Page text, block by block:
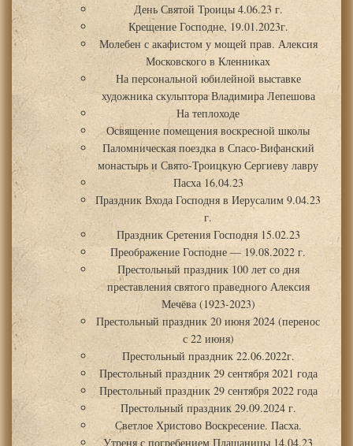
День Святой Троицы 4.06.23 г.
Крещение Господне, 19.01.2023г.
Молебен с акафистом у мощей прав. Алексия
Московского в Кленниках
На персональной юбилейной выставке
художника скульптора Владимира Лепешова
На теплоходе
Освящение помещения воскресной школы
Паломническая поездка в Спасо-Вифанский
монастырь и Свято-Троицкую Сергиеву лавру
Пасха 16.04.23
Праздник Входа Господня в Иерусалим 9.04.23
г.
Праздник Сретения Господня 15.02.23
Преображение Господне — 19.08.2022 г.
Престольный праздник 100 лет со дня
преставления святого праведного Алексия
Мечёва (1923-2023)
Престольный праздник 20 июня 2024 (перенос
с 22 июня)
Престольный праздник 22.06.2022г.
Престольный праздник 29 сентября 2021 года
Престольный праздник 29 сентября 2022 года
Престольный праздник 29.09.2024 г.
Светлое Христово Воскресение. Пасха.
Утреня с погребением Плащаницы 14.04.23